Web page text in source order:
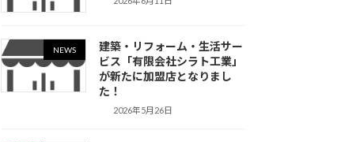
NEWS
建築・リフォーム・生活サー
ビス「有限会社シラト工業」
が新たに加盟店となりまし
た！
2026年5月26日